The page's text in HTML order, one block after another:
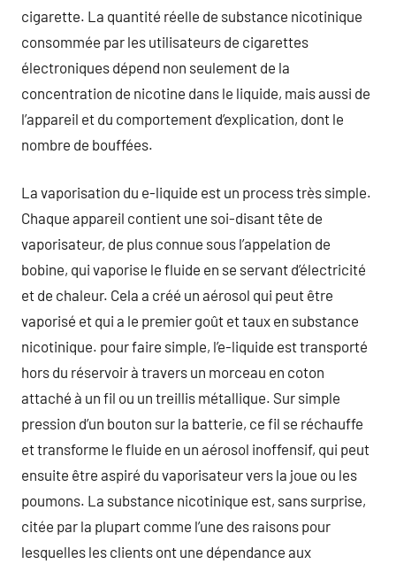
cigarette. La quantité réelle de substance nicotinique
consommée par les utilisateurs de cigarettes
électroniques dépend non seulement de la
concentration de nicotine dans le liquide, mais aussi de
l’appareil et du comportement d’explication, dont le
nombre de bouffées.
La vaporisation du e-liquide est un process très simple.
Chaque appareil contient une soi-disant tête de
vaporisateur, de plus connue sous l’appelation de
bobine, qui vaporise le fluide en se servant d’électricité
et de chaleur. Cela a créé un aérosol qui peut être
vaporisé et qui a le premier goût et taux en substance
nicotinique. pour faire simple, l’e-liquide est transporté
hors du réservoir à travers un morceau en coton
attaché à un fil ou un treillis métallique. Sur simple
pression d’un bouton sur la batterie, ce fil se réchauffe
et transforme le fluide en un aérosol inoffensif, qui peut
ensuite être aspiré du vaporisateur vers la joue ou les
poumons. La substance nicotinique est, sans surprise,
citée par la plupart comme l’une des raisons pour
lesquelles les clients ont une dépendance aux